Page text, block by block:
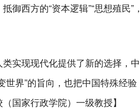
西方的“资本逻辑”“思想殖民”，
实现现代化提供了新的选择，中
界”的旨向，也把中国特殊经验
国家行政学院）一级教授】